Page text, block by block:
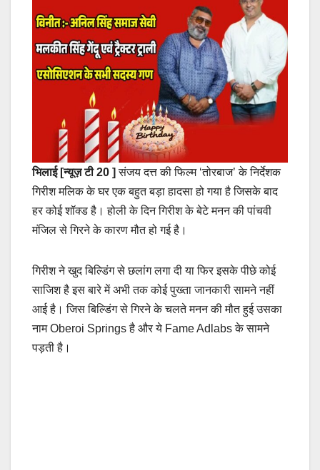
भिलाई [न्यूज़ टी 20 ]संजय दत्त की फिल्म ‘तोरबाज’ के निर्देशक
गिरीश मलिक के घर एक बहुत बड़ा हादसा हो गया है जिसके बाद
हर कोई शॉक्ड है। होली के दिन गिरीश के बेटे मनन की पांचवी
मंजिल से गिरने के कारण मौत हो गई है।
गिरीश ने खुद बिल्डिंग से छलांग लगा दी या फिर इसके पीछे कोई
साजिश है इस बारे में अभी तक कोई पुख्ता जानकारी सामने नहीं
आई है। जिस बिल्डिंग से गिरने के चलते मनन की मौत हुई उसका
नाम Oberoi Springs है और ये Fame Adlabs के सामने
पड़ती है।